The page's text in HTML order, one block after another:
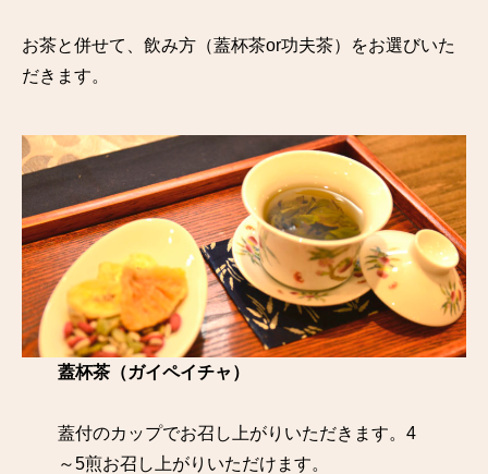
お茶と併せて、飲み方（蓋杯茶or功夫茶）をお選びいた
だきます。
蓋杯茶（ガイペイチャ）
蓋付のカップでお召し上がりいただきます。4
～5煎お召し上がりいただけます。